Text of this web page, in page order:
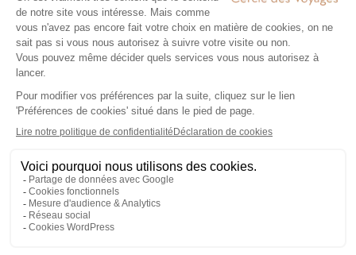
04 Partez l’esprit léger
Votre carnet de voyage personnalisé
contient les informations essentielles.
disponible 24/7
Demander un devis
Destinations à proximité de